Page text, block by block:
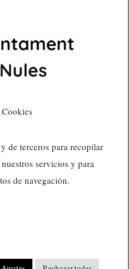
Mayor
Valenciana,
Fiesta Mayor en
la Soledad, de
actos religiosos como
y el acto homenaje al
de terceros para recopilar
servicios y para
de navegación.